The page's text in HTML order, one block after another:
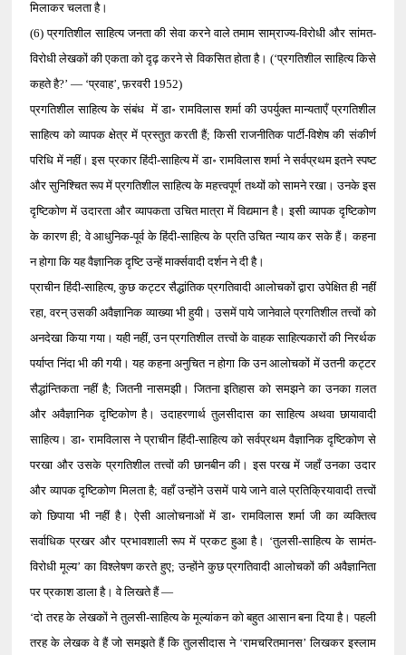
मिलाकर चलता है।
(6) प्रगतिशील साहित्य जनता की सेवा करने वाले तमाम साम्राज्य-विरोधी और सांमत-
विरोधी लेखकों की एकता को दृढ़ करने से विकसित होता है। (‘प्रगतिशील साहित्य किसे
कहते है?’ — ‘प्रवाह’, फ़रवरी 1952)
प्रगतिशील साहित्य के संबंध में डा॰ रामविलास शर्मा की उपर्युक्त मान्यताएँ प्रगतिशील
साहित्य को व्यापक क्षेत्र में प्रस्तुत करती हैं; किसी राजनीतिक पार्टी-विशेष की संकीर्ण
परिधि में नहीं। इस प्रकार हिंदी-साहित्य में डा॰ रामविलास शर्मा ने सर्वप्रथम इतने स्पष्ट
और सुनिश्चित रूप में प्रगतिशील साहित्य के महत्त्वपूर्ण तथ्यों को सामने रखा। उनके इस
दृष्टिकोण में उदारता और व्यापकता उचित मात्रा में विद्यमान है। इसी व्यापक दृष्टिकोण
के कारण ही; वे आधुनिक-पूर्व के हिंदी-साहित्य के प्रति उचित न्याय कर सके हैं। कहना
न होगा कि यह वैज्ञानिक दृष्टि उन्हें मार्क्सवादी दर्शन ने दी है।
प्राचीन हिंदी-साहित्य, कुछ कट्टर सैद्धांतिक प्रगतिवादी आलोचकों द्वारा उपेक्षित ही नहीं
रहा, वरन् उसकी अवैज्ञानिक व्याख्या भी हुयी। उसमें पाये जानेवाले प्रगतिशील तत्त्वों को
अनदेखा किया गया। यही नहीं, उन प्रगतिशील तत्त्वों के वाहक साहित्यकारों की निरर्थक
पर्याप्त निंदा भी की गयी। यह कहना अनुचित न होगा कि उन आलोचकों में उतनी कट्टर
सैद्धांन्तिकता नहीं है; जितनी नासमझी। जितना इतिहास को समझने का उनका ग़लत
और अवैज्ञानिक दृष्टिकोण है। उदाहरणार्थ तुलसीदास का साहित्य अथवा छायावादी
साहित्य। डा॰ रामविलास ने प्राचीन हिंदी-साहित्य को सर्वप्रथम वैज्ञानिक दृष्टिकोण से
परखा और उसके प्रगतिशील तत्त्वों की छानबीन की। इस परख में जहाँ उनका उदार
और व्यापक दृष्टिकोण मिलता है; वहाँ उन्होंने उसमें पाये जाने वाले प्रतिक्रियावादी तत्त्वों
को छिपाया भी नहीं है। ऐसी आलोचनाओं में डा॰ रामविलास शर्मा जी का व्यक्तित्व
सर्वाधिक प्रखर और प्रभावशाली रूप में प्रकट हुआ है। ‘तुलसी-साहित्य के सामंत-
विरोधी मूल्य’ का विश्लेषण करते हुए; उन्होंने कुछ प्रगतिवादी आलोचकों की अवैज्ञानिता
पर प्रकाश डाला है। वे लिखते हैं —
‘दो तरह के लेखकों ने तुलसी-साहित्य के मूल्यांकन को बहुत आसान बना दिया है। पहली
तरह के लेखक वे हैं जो समझते हैं कि तुलसीदास ने ‘रामचरितमानस’ लिखकर इस्लाम